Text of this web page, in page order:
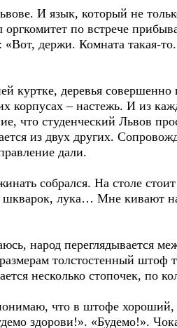
И язык, который не
оргкомитет по встрече
держи. Комната такая-
куртке, деревья
корпусах – настежь. И из
что студенческий Львов
из двух других.
дали.
собрался. На столе
шкварок, лука… Мне кивают
народ переглядывается
толстостенный штоф
несколько стопочек, по
что в штофе
здорови!». «Будемо!».